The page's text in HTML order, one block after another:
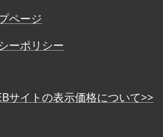
ページ
ーポリシー
サイトの表示価格について>>